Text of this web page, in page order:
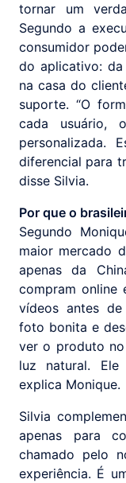
tornar um
Segundo a
consumidor
do aplicativo:
na casa do
suporte. “O
cada usuário,
personalizada.
diferencial para
disse Silvia.
Por que o
Segundo
maior mercado
apenas da
compram online
vídeos antes
foto bonita e
ver o produto no
luz natural. Ele
explica Monique.
Silvia
apenas para
chamado pelo
experiência. É